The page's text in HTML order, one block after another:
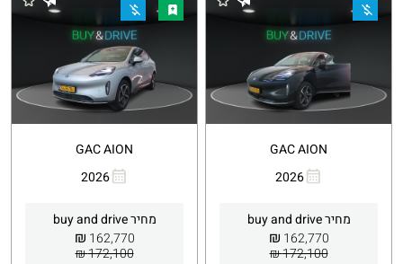
GAC AION
2026
מחיר buy and drive
162,770
₪
172,100 ₪
Whatsapp
GAC AION
2026
מחיר buy and drive
162,770
₪
172,100 ₪
Whatsapp